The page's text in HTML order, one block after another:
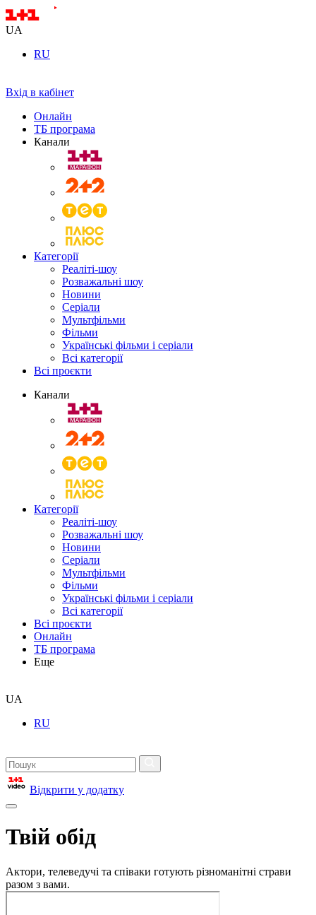
UA
RU
Вхід в кабінет
Онлайн
ТБ програма
Канали
Категорії
Реаліті-шоу
Розважальні шоу
Новини
Серіали
Мультфільми
Фільми
Українські фільми і серіали
Всі категорії
Всі проєкти
Канали
Категорії
Реаліті-шоу
Розважальні шоу
Новини
Серіали
Мультфільми
Фільми
Українські фільми і серіали
Всі категорії
Всі проєкти
Онлайн
ТБ програма
Еще
UA
RU
Відкрити у додатку
Твій обід
Актори, телеведучі та співаки готують різноманітні страви
разом з вами.